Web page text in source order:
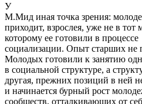
У
М.Мид иная точка зрения:
приходит, взрослея, уже не в тот
которому ее готовили в процессе
социализации. Опыт старших не
Молодых готовили к занятию
в социальной структуре, а
другая, прежних позиций в ней
и начинается бурный рост
сообществ, отталкивающих от